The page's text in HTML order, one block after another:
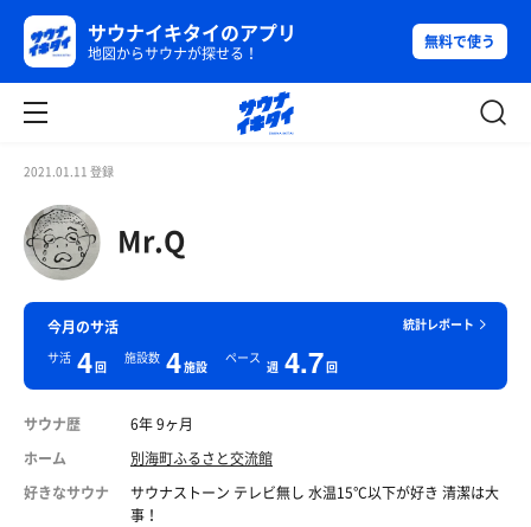
サウナイキタイのアプリ
地図からサウナが探せる！
無料で使う
2021.01.11 登録
Mr.Q
統計レポート
今月のサ活
サ活 4回
施設数 4施設
ペース
週 4.7回
サウナ歴
6年 9ヶ月
ホーム
別海町ふるさと交流館
好きなサウナ
サウナストーン テレビ無し 水温15°C以下が好き 清潔は大
事！